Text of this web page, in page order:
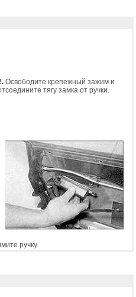
Освободите крепежный зажим и
тягу замка от ручки.
ручку.